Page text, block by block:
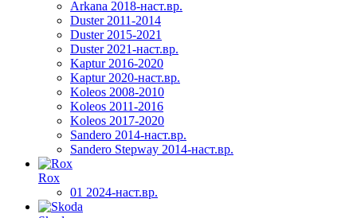
Arkana 2018-наст.вр.
Duster 2011-2014
Duster 2015-2021
Duster 2021-наст.вр.
Kaptur 2016-2020
Kaptur 2020-наст.вр.
Koleos 2008-2010
Koleos 2011-2016
Koleos 2017-2020
Sandero 2014-наст.вр.
Sandero Stepway 2014-наст.вр.
Rox
01 2024-наст.вр.